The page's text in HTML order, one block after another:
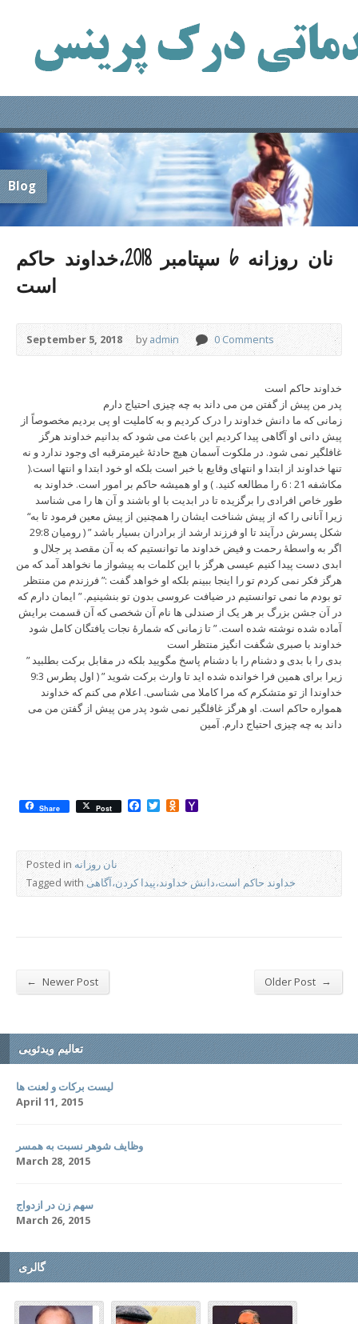
Blog
نان روزانه 6 سپتامبر 2018،خداوند حاکم
است
September 5, 2018 byadmin 0 Comments
خداوند حاکم است
پدر من پیش از گفتن من می داند به چه چیزی احتیاج دارم
زمانی که ما دانش خداوند را درک کردیم و به کاملیت او پی بردیم مخصوصاً از
پیش دانی او آگاهی پیدا کردیم این باعث می شود که بدانیم خداوند هرگز
غافلگیر نمی شود. در ملکوت آسمان هیچ حادثۀ غیرمترقبه ای وجود ندارد و نه
تنها خداوند از ابتدا و انتهای وقایع با خبر است بلکه او خود ابتدا و انتها است.(
مکاشفه 21 : 6 را مطالعه کنید. ) و او همیشه حاکم بر امور است. خداوند به
طور خاص افرادی را برگزیده تا در ابدیت با او باشند و آن ها را می شناسد
“زیرا آنانی را که از پیش شناخت ایشان را همچنین از پیش معین فرمود تا به
شکل پسرش درآیند تا او فرزند ارشد از برادران بسیار باشد ” ( رومیان 29:8
اگر به واسطۀ رحمت و فیض خداوند ما توانستیم که به آن مقصد پر جلال و
ابدی دست پیدا کنیم عیسی هرگز با این کلمات به پیشواز ما نخواهد آمد که من
هرگز فکر نمی کردم تو را اینجا ببینم بلکه او خواهد گفت :” فرزندم من منتظر
تو بودم ما نمی توانستیم در ضیافت عروسی بدون تو بنشینیم. ” ایمان دارم که
در آن جشن بزرگ بر هر یک از صندلی ها نام آن شخصی که آن قسمت برایش
آماده شده نوشته شده است. ” تا زمانی که شمارۀ نجات یافتگان کامل شود
خداوند با صبری شگفت انگیز منتظر است
” بدی را با بدی و دشنام را با دشنام پاسخ مگویید بلکه در مقابل برکت بطلبید
زیرا برای همین فرا خوانده شده اید تا وارث برکت شوید ” ( اول پطرس 9:3
خداوندا از تو متشکرم که مرا کاملا می شناسی. اعلام می کنم که خداوند
همواره حاکم است. او هرگز غافلگیر نمی شود پدر من پیش از گفتن من می
داند به چه چیزی احتیاج دارم. آمین
Share Post Facebook
TwitterOdnoklassniki
Posted in نان روزانه
Tagged withخداوند حاکم است،دانش خداوند،پیدا کردن،آگاهی
← Newer Post Older Post →
تعالیم ویدئویی
لیست برکات و لعنت ها
April 11, 2015
وظایف شوهر نسبت به همسر
March 28, 2015
سهم زن در ازدواج
March 26, 2015
گالری